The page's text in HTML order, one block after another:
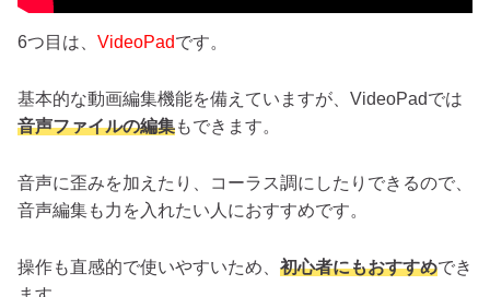
6つ目は、 VideoPadです。
基本的な動画編集機能を備えていますが、VideoPadでは
音声ファイルの編集もできます。
音声に歪みを加えたり、コーラス調にしたりできるので、
音声編集も力を入れたい人におすすめです。
操作も直感的で使いやすいため、 初心者にもおすすめでき